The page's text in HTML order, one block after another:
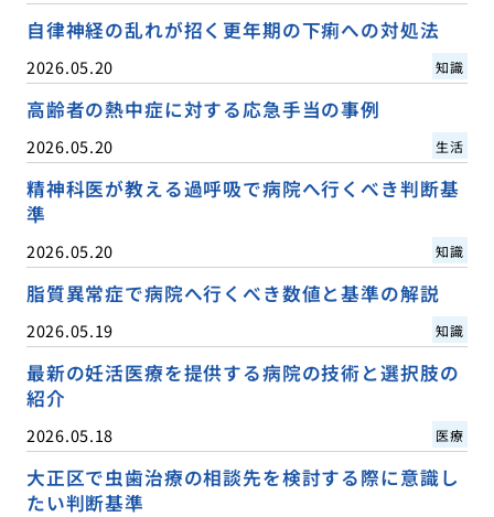
自律神経の乱れが招く更年期の下痢への対処法
2026.05.20 知識
高齢者の熱中症に対する応急手当の事例
2026.05.20 生活
精神科医が教える過呼吸で病院へ行くべき判断基
準
2026.05.20 知識
脂質異常症で病院へ行くべき数値と基準の解説
2026.05.19 知識
最新の妊活医療を提供する病院の技術と選択肢の
紹介
2026.05.18 医療
大正区で虫歯治療の相談先を検討する際に意識し
たい判断基準